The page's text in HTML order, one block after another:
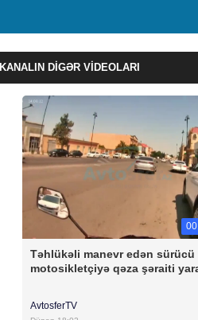
KANALIN DIGƏR VIDEOLARI
Təhlükəli manevr edən sürücü
motosikletçiyə qəza şəraiti
AvtosferTV